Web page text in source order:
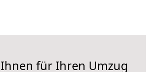
für Ihren Umzug